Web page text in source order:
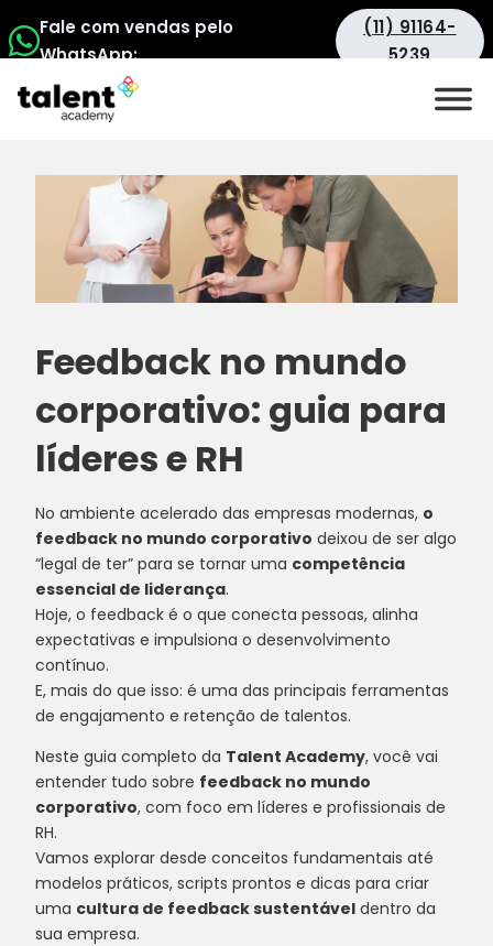
Fale com vendas pelo
WhatsApp:
(11) 91164-
5239
Feedback no mundo
corporativo: guia para
líderes e RH
No ambiente acelerado das empresas modernas, o
feedback no mundo corporativo deixou de ser algo
“legal de ter” para se tornar uma competência
essencial de liderança.
Hoje, o feedback é o que conecta pessoas, alinha
expectativas e impulsiona o desenvolvimento
contínuo.
E, mais do que isso: é uma das principais ferramentas
de engajamento e retenção de talentos.
Neste guia completo da Talent Academy, você vai
entender tudo sobre feedback no mundo
corporativo, com foco em líderes e profissionais de
RH.
Vamos explorar desde conceitos fundamentais até
modelos práticos, scripts prontos e dicas para criar
uma cultura de feedback sustentável dentro da
sua empresa.